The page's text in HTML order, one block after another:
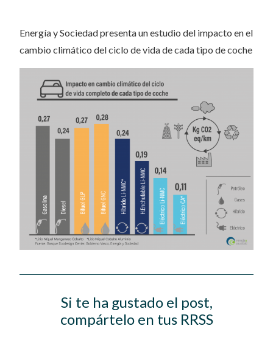
Energía y Sociedad presenta un estudio del impacto en el
cambio climático del ciclo de vida de cada tipo de coche
Si te ha gustado el post,
compártelo en tus RRSS